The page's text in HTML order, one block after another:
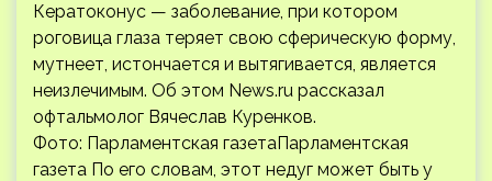
Кератоконус — заболевание, при котором
роговица глаза теряет свою сферическую форму,
мутнеет, истончается и вытягивается, является
неизлечимым. Об этом News.ru рассказал
офтальмолог Вячеслав Куренков.
Фото: Парламентская газетаПарламентская
газета По его словам, этот недуг может быть у